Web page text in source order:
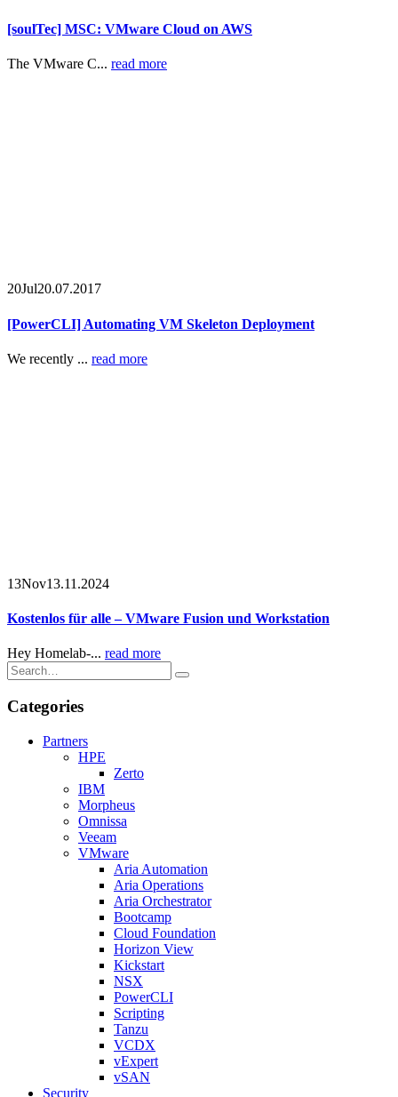
[soulTec] MSC: VMware Cloud on AWS
The VMware C... read more
20Jul20.07.2017
[PowerCLI] Automating VM Skeleton Deployment
We recently ... read more
13Nov13.11.2024
Kostenlos für alle – VMware Fusion und Workstation
Hey Homelab-... read more
Categories
Partners
HPE
Zerto
IBM
Morpheus
Omnissa
Veeam
VMware
Aria Automation
Aria Operations
Aria Orchestrator
Bootcamp
Cloud Foundation
Horizon View
Kickstart
NSX
PowerCLI
Scripting
Tanzu
VCDX
vExpert
vSAN
Security